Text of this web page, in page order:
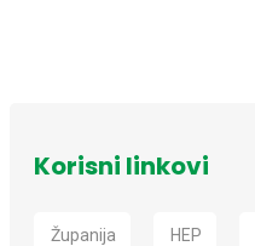
Korisni linkovi
Županija HEP